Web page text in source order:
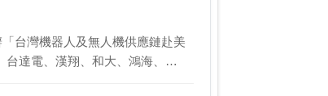
台灣機器人及無人機供應鏈赴美
台達電、漢翔、和大、鴻海、…